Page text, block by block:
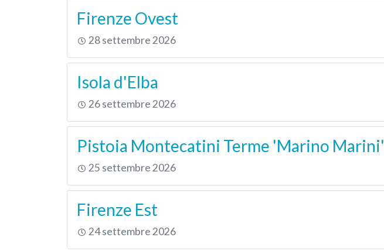
Firenze Ovest
28 settembre 2026
Isola d'Elba
26 settembre 2026
Pistoia Montecatini Terme 'Marino Marini'
25 settembre 2026
Firenze Est
24 settembre 2026